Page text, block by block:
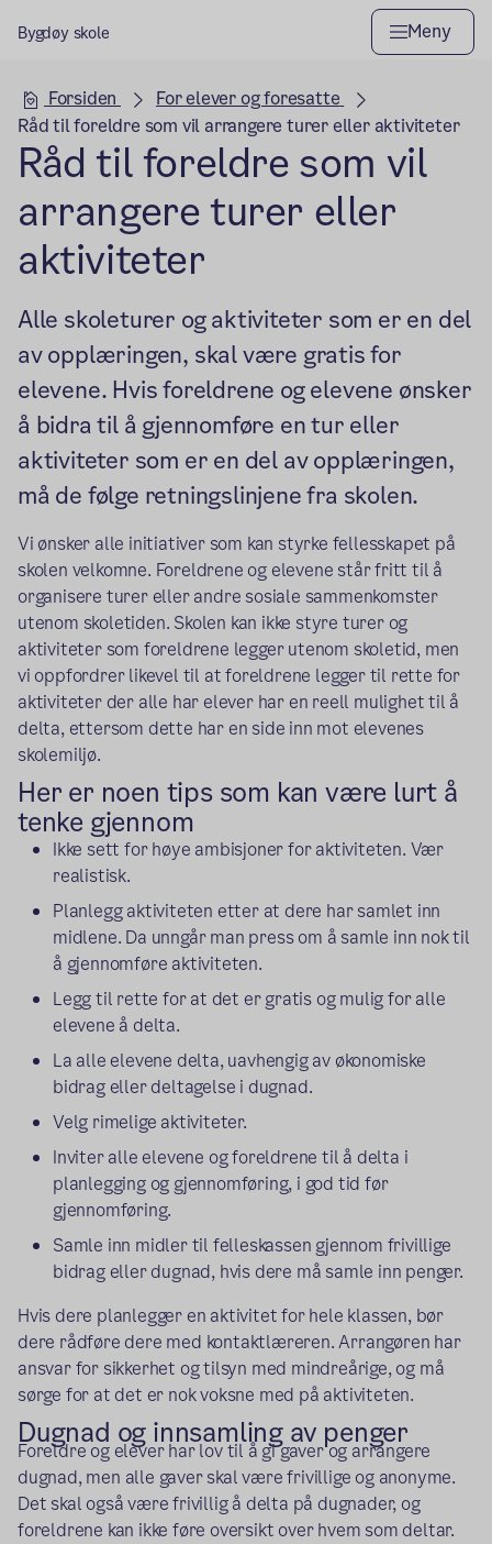
Bygdøy skole Meny
Hovedseksjon
Forsiden
For elever og foresatte
Råd til foreldre som vil arrangere turer eller aktiviteter
Råd til foreldre som vil
arrangere turer eller
aktiviteter
Alle skoleturer og aktiviteter som er en del
av opplæringen, skal være gratis for
elevene. Hvis foreldrene og elevene ønsker
å bidra til å gjennomføre en tur eller
aktiviteter som er en del av opplæringen,
må de følge retningslinjene fra skolen.
Vi ønsker alle initiativer som kan styrke fellesskapet på
skolen velkomne. Foreldrene og elevene står fritt til å
organisere turer eller andre sosiale sammenkomster
utenom skoletiden. Skolen kan ikke styre turer og
aktiviteter som foreldrene legger utenom skoletid, men
vi oppfordrer likevel til at foreldrene legger til rette for
aktiviteter der alle har elever har en reell mulighet til å
delta, ettersom dette har en side inn mot elevenes
skolemiljø.
Her er noen tips som kan være lurt å
tenke gjennom
Ikke sett for høye ambisjoner for aktiviteten. Vær
realistisk.
Planlegg aktiviteten etter at dere har samlet inn
midlene. Da unngår man press om å samle inn nok til
å gjennomføre aktiviteten.
Legg til rette for at det er gratis og mulig for alle
elevene å delta.
La alle elevene delta, uavhengig av økonomiske
bidrag eller deltagelse i dugnad.
Velg rimelige aktiviteter.
Inviter alle elevene og foreldrene til å delta i
planlegging og gjennomføring, i god tid før
gjennomføring.
Samle inn midler til felleskassen gjennom frivillige
bidrag eller dugnad, hvis dere må samle inn penger.
Hvis dere planlegger en aktivitet for hele klassen, bør
dere rådføre dere med kontaktlæreren. Arrangøren har
ansvar for sikkerhet og tilsyn med mindreårige, og må
sørge for at det er nok voksne med på aktiviteten.
Dugnad og innsamling av penger
Foreldre og elever har lov til å gi gaver og arrangere
dugnad, men alle gaver skal være frivillige og anonyme.
Det skal også være frivillig å delta på dugnader, og
foreldrene kan ikke føre oversikt over hvem som deltar.